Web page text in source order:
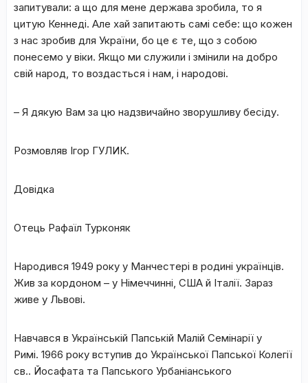
запитували: а що для мене держава зробила, то я
цитую Кеннеді. Але хай запитають самі себе: що кожен
з нас зробив для України, бо це є те, що з собою
понесемо у віки. Якщо ми служили і змінили на добро
свій народ, то воздасться і нам, і народові.
– Я дякую Вам за цю надзвичайно зворушливу бесіду.
Розмовляв Ігор ГУЛИК.
Довідка
Отець Рафаїл Турконяк
Народився 1949 року у Манчестері в родині українців.
Жив за кордоном – у Німеччинні, США й Італії. Зараз
живе у Львові.
Навчався в Українській Папській Малій Семінарії у
Римі. 1966 року вступив до Української Папської Колегії
св.. Йосафата та Папського Урбаніанського